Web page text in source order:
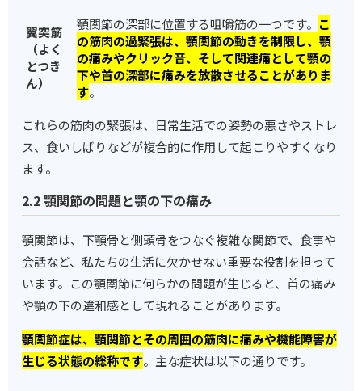
翼突筋
（よく
とつき
ん）
顎関節の深部に位置する咀嚼筋の一つです。 こ
の筋肉の過緊張は、顎関節の動きを制限し、顎
の痛みやクリック音、そして関連痛として顎の
下や首の深部に痛みを放散させることがありま
す。
これらの筋肉の緊張は、日常生活での姿勢の悪さやストレ
ス、食いしばりなどが複合的に作用して起こりやすくなり
ます。
2.2 顎関節の問題と顎の下の痛み
顎関節は、下顎骨と側頭骨をつなぐ複雑な関節で、食事や
会話など、私たちの生活に欠かせない重要な役割を担って
います。この顎関節に何らかの問題が生じると、首の痛み
や顎の下の違和感として現れることがあります。
顎関節症は、顎関節とその周囲の筋肉に痛みや機能障害が
生じる状態の総称です。主な症状は以下の通りです。